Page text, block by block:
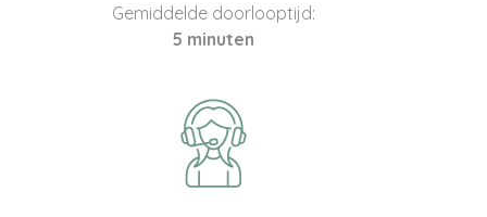
Gemiddelde doorlooptijd:
5 minuten